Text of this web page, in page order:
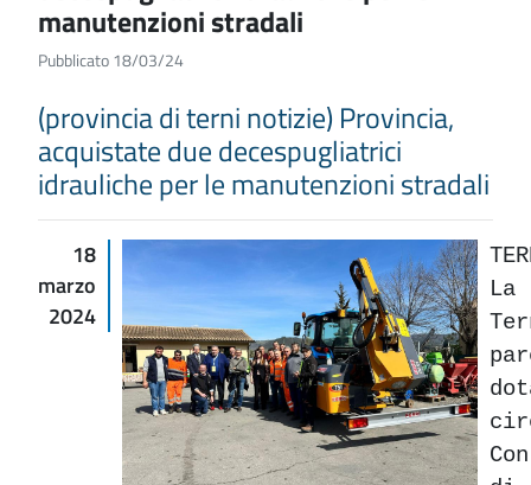
manutenzioni stradali
Pubblicato 18/03/24
(provincia di terni notizie) Provincia,
acquistate due decespugliatrici
idrauliche per le manutenzioni stradali
18
marzo
2024